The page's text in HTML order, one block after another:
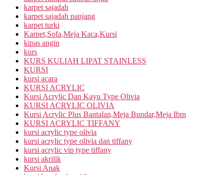
karpet sajadah
karpet sajadah panjang
karpet turki
Karpet,Sofa,Meja Kaca,Kursi
kipas angin
kurs
KURS KULIAH LIPAT STAINLESS
KURSI
kursi acara
KURSI ACRYLIC
Kursi Acrylic Dan Kayu Type Olivia
KURSI ACRYLIC OLIVIA
Kursi Acrylic Plus Bantalan,Meja Bundar,Meja Ibm
KURSI ACRYLIC TIFFANY
kursi acrylic type olivia
kursi acrylic type olivia dan tiffany
kursi acrylic vip type tiffany
kursi akrilik
Kursi Anak